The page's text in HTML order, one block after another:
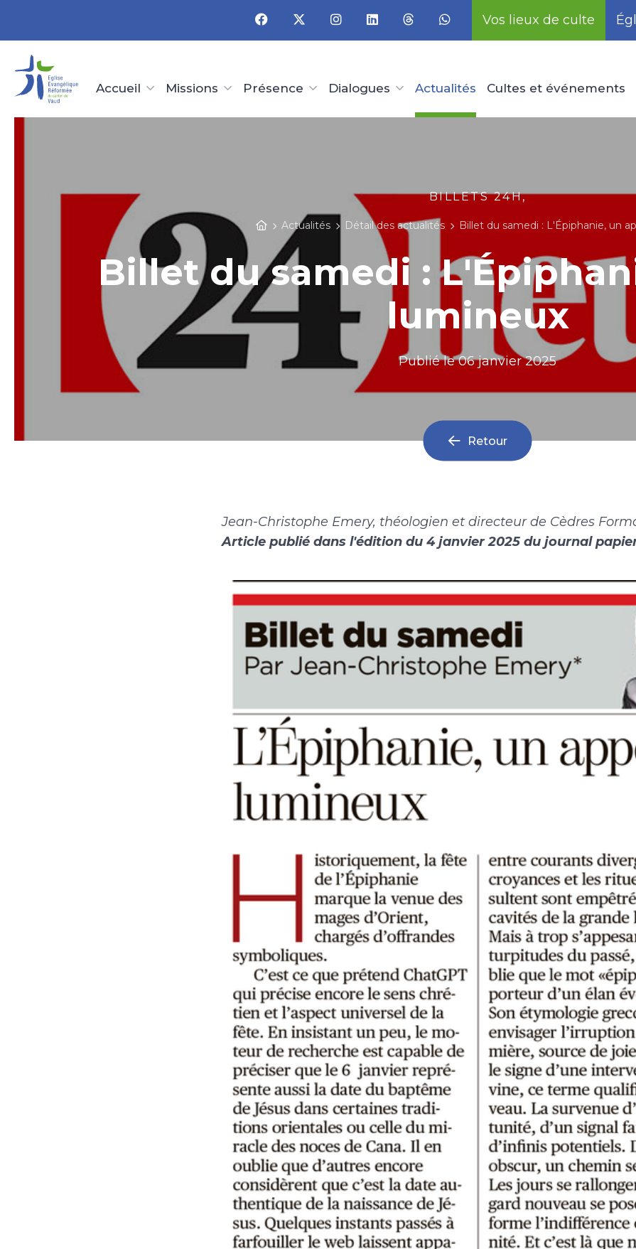
Vos lieux de culte
Accueil Missions Présence Dialogues Actualités Cultes et événements
BILLETS 24H,
Actualités Détail des actualités Billet du samedi : L'Épiphanie, un
Billet du samedi :
lumineux
Publié le06 janvier 2025
Retour
Jean-Christophe Emery, théologien et directeur de Cèdres
Article publié dans l'édition du 4 janvier 2025 du journal